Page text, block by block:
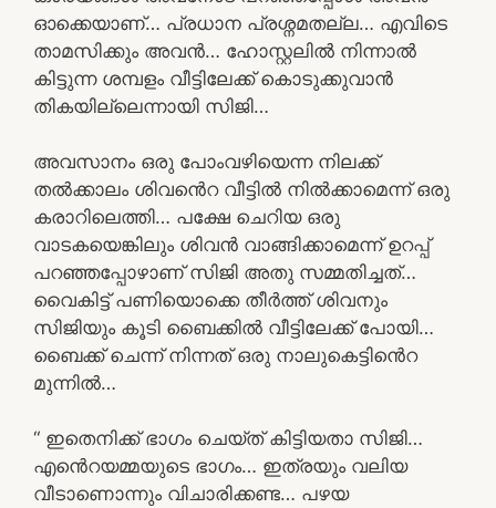
ഓക്കെയാണ്… പ്രധാന പ്രശ്നമതല്ല… എവിടെ
താമസിക്കും അവൻ… ഹോസ്റ്റലിൽ നിന്നാൽ
കിട്ടുന്ന ശമ്പളം വീട്ടിലേക്ക് കൊടുക്കുവാൻ
തികയില്ലെന്നായി സിജി…
അവസാനം ഒരു പോംവഴിയെന്ന നിലക്ക്
തൽക്കാലം ശിവൻെറ വീട്ടിൽ നിൽക്കാമെന്ന് ഒരു
കരാറിലെത്തി… പക്ഷേ ചെറിയ ഒരു
വാടകയെങ്കിലും ശിവൻ വാങ്ങിക്കാമെന്ന് ഉറപ്പ്
പറഞ്ഞപ്പോഴാണ് സിജി അതു സമ്മതിച്ചത്…
വൈകിട്ട് പണിയൊക്കെ തീർത്ത് ശിവനും
സിജിയും കൂടി ബൈക്കിൽ വീട്ടിലേക്ക് പോയി…
ബൈക്ക് ചെന്ന് നിന്നത് ഒരു നാലുകെട്ടിൻെറ
മുന്നിൽ…
“ ഇതെനിക്ക് ഭാഗം ചെയ്ത് കിട്ടിയതാ സിജി…
എൻെറയമ്മയുടെ ഭാഗം… ഇത്രയും വലിയ
വീടാണൊന്നും വിചാരിക്കണ്ട… പഴയ